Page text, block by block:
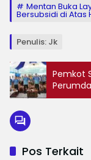
Mentan Buka
Bersubsidi di Atas
Penulis: Jk
Pemkot
Pos Terkait